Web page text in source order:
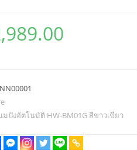
มปังอัตโนมัติ HW-BM01G สีขาวเขียว